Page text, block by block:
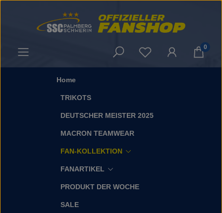
Zum Hauptinhalt springen
Du hast 0 0
Home
TRIKOTS
DEUTSCHER MEISTER 2025
MACRON TEAMWEAR
FAN-KOLLEKTION
FANARTIKEL
PRODUKT DER WOCHE
SALE